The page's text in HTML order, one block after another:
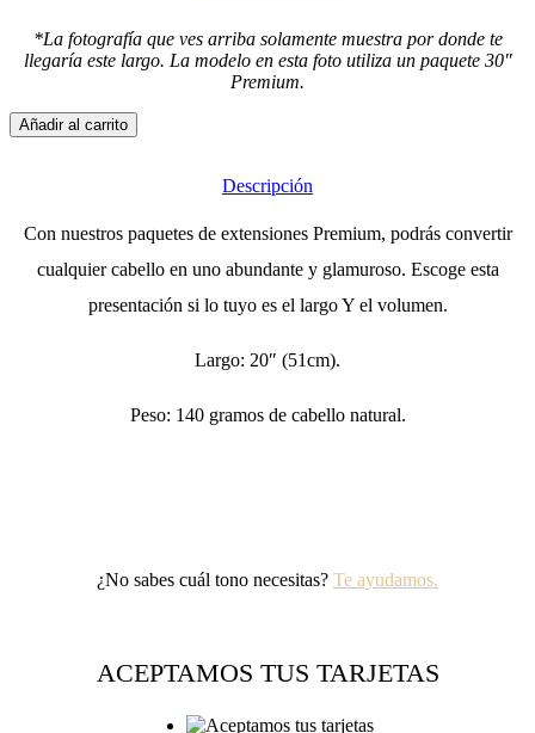
*La fotografía que ves arriba solamente muestra por donde te
llegaría este largo. La modelo en esta foto utiliza un paquete 30″
Premium.
Añadir al carrito
Descripción
Con nuestros paquetes de extensiones Premium, podrás convertir
cualquier cabello en uno abundante y glamuroso. Escoge esta
presentación si lo tuyo es el largo Y el volumen.
Largo: 20″ (51cm).
Peso: 140 gramos de cabello natural.
¿No sabes cuál tono necesitas? Te ayudamos.
ACEPTAMOS TUS TARJETAS